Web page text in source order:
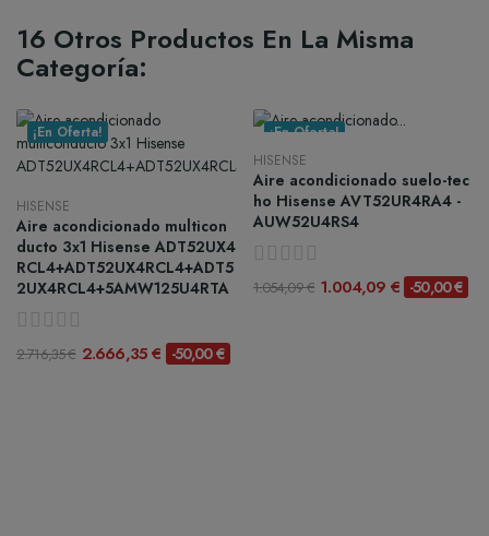
16 Otros Productos En La Misma
Categoría:
¡En Oferta!
HISENSE
Aire acondicionado multicon
ducto 3x1 Hisense ADT52UX4
RCL4+ADT52UX4RCL4+ADT5
2UX4RCL4+5AMW125U4RTA
2.716,35 € 2.666,35 € -50,00 €
¡En Oferta!
HISENSE
Aire acondicionado suelo-tec
ho Hisense AVT52UR4RA4 -
AUW52U4RS4
1.054,09 € 1.004,09 € -50,00 €